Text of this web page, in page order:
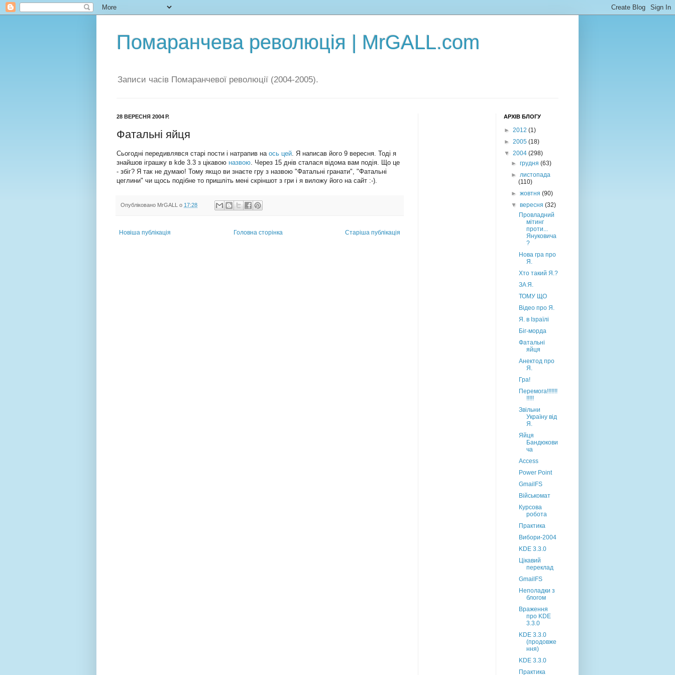
Помаранчева революція | MrGALL.com
Записи часів Помаранчевої революції (2004-2005).
28 ВЕРЕСНЯ 2004 Р.
Фатальні яйця
Сьогодні передивлявся старі пости і натрапив на ось цей. Я написав його 9 вересня. Тоді я
знайшов іграшку в kde 3.3 з цікавою назвою. Через 15 днів сталася відома вам подія. Що це
- збіг? Я так не думаю! Тому якщо ви знаєте гру з назвою "Фатальні гранати", "Фатальні
цеглини" чи щось подібне то пришліть мені скріншот з гри і я виложу його на сайт :-).
Опубліковано MrGALL о 17:28
Новіша публікація Старіша публікація
Головна сторінка
АРХІВ БЛОГУ
► 2012 (1)
► 2005 (18)
▼ 2004 (298)
►грудня(63)
►листопада
(110)
►жовтня(90)
▼вересня(32)
Провладний
мітинг
проти...
Януковича
?
Нова гра про
Я.
Хто такий Я.?
ЗA Я.
ТОМУ ЩО
Відео про Я.
Я. в Ізраїлі
Біг-морда
Фатальні
яйця
Анектод про
Я.
Гра!
Перемога!!!!!!!
!!!!!
Звільни
Україну від
Я.
Яйця
Бандюкови
ча
Access
Power Point
GmailFS
Військомат
Курсова
робота
Практика
Вибори-2004
KDE 3.3.0
Цікавий
переклад
GmailFS
Неполадки з
блогом
Враження
про KDE
3.3.0
KDE 3.3.0
(продовже
ння)
KDE 3.3.0
Практика